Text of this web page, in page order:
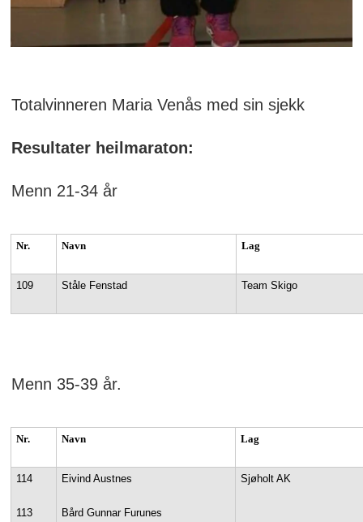
Totalvinneren Maria Venås med sin sjekk
Resultater heilmaraton:
Menn 21-34 år
Nr. Navn Lag
109 Ståle Fenstad Team Skigo
Menn 35-39 år.
Nr. Navn Lag
114
113
Eivind Austnes
Bård Gunnar Furunes
Sjøholt AK